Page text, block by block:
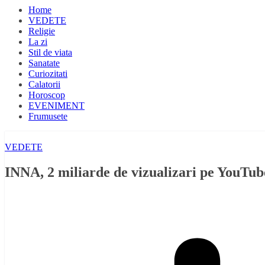
Home
VEDETE
Religie
La zi
Stil de viata
Sanatate
Curiozitati
Calatorii
Horoscop
EVENIMENT
Frumusete
VEDETE
INNA, 2 miliarde de vizualizari pe